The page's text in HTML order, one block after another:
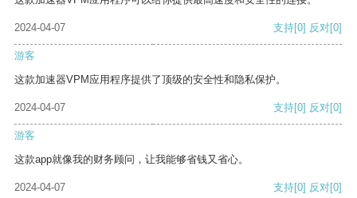
2024-04-07 支持[0] 反对[0]
游客
这款加速器VPM应用程序提供了顶级的安全性和隐私保护。
2024-04-07 支持[0] 反对[0]
游客
这款app就像我的财务顾问，让我能够省钱又省心。
2024-04-07 支持[0] 反对[0]